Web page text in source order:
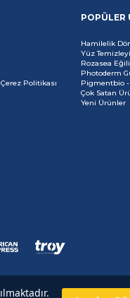
Politikası
POPÜLER
Hamilelik
Yüz
Rozasea
Photoderm
Pigmentbio
Çok Satan
Yeni Ürünler